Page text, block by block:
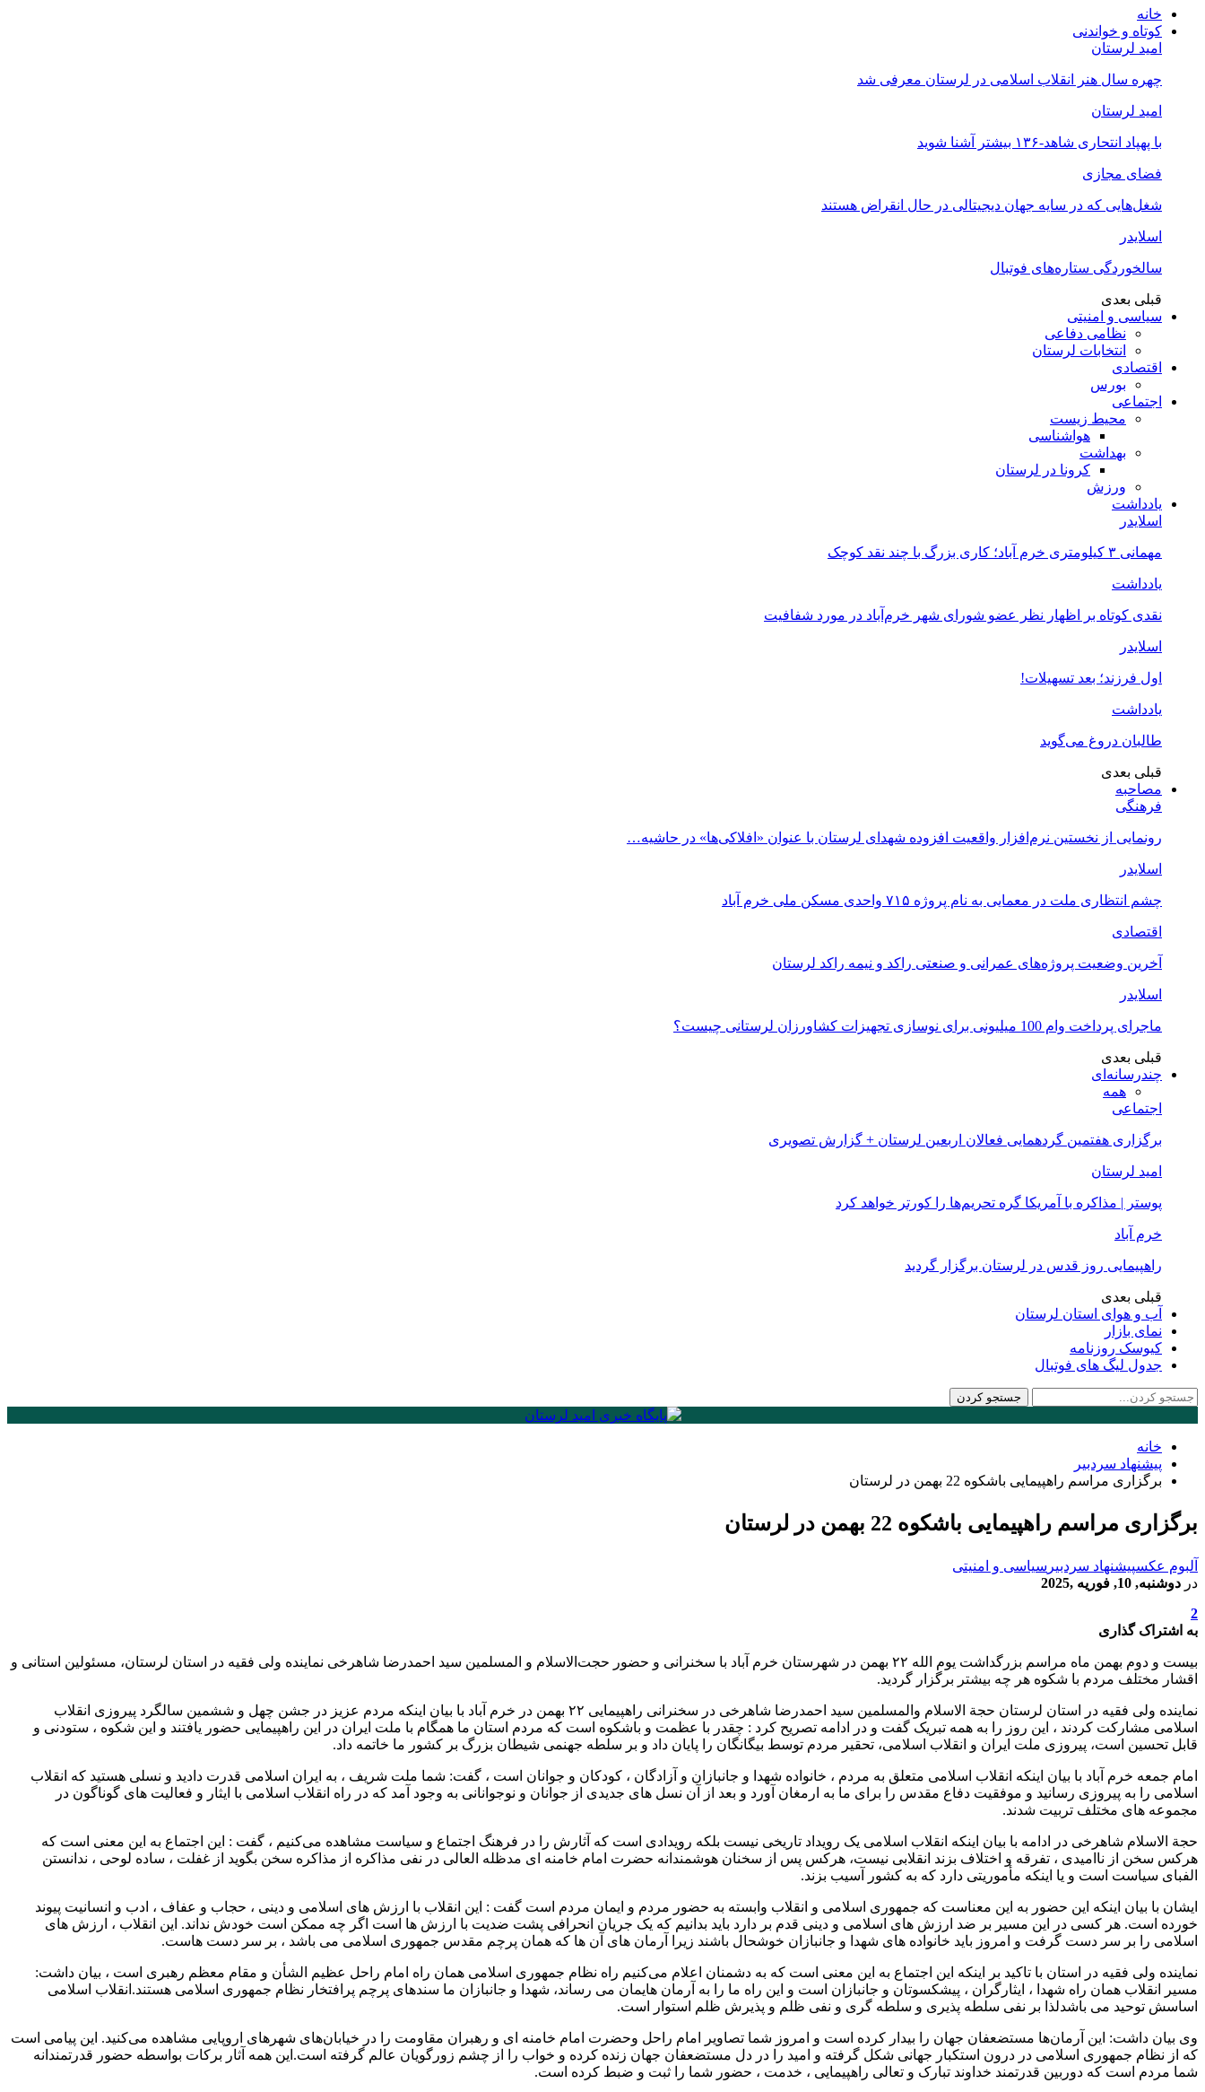
خانه
کوتاه و خواندنی
امید لرستان
چهره سال هنر انقلاب اسلامی در لرستان معرفی شد
امید لرستان
با پهپاد انتحاری شاهد-۱۳۶ بیشتر آشنا شوید
فضای مجازی
شغل‌‌هایی که در سایه جهان دیجیتالی در حال انقراض هستند
اسلایدر
سالخوردگی ستاره‌های فوتبال
قبلی بعدی
سیاسی و امنیتی
نظامی دفاعی
انتخابات لرستان
اقتصادی
بورس
اجتماعی
محیط زیست
هواشناسی
بهداشت
کرونا در لرستان
ورزش
یادداشت
اسلایدر
مهمانی ۳ کیلومتری خرم آباد؛ کاری بزرگ با چند نقد کوچک
یادداشت
نقدی کوتاه بر اظهار نظر عضو شورای شهر خرم‌آباد در مورد شفافیت
اسلایدر
اول فرزند؛ بعد تسهیلات!
یادداشت
طالبان دروغ می‌گوید
قبلی بعدی
مصاحبه
فرهنگی
رونمایی از نخستین نرم‌افزار واقعیت افزوده شهدای لرستان با عنوان «افلاکی‌ها» در حاشیه…
اسلایدر
چشم انتظاری ملت در معمایی به نام پروژه ۷۱۵ واحدی مسکن ملی خرم آباد
اقتصادی
آخرین وضعیت پروژه‌های عمرانی و صنعتی راکد و نیمه راکد لرستان
اسلایدر
ماجرای پرداخت وام 100 میلیونی برای نوسازی تجهیزات کشاورزان لرستانی چیست؟
قبلی بعدی
چندرسانه‌ای
همه
اجتماعی
برگزاری هفتمین گردهمایی فعالان اربعین لرستان + گزارش تصویری
امید لرستان
پوستر | مذاکره با آمریکا گره تحریم‌ها را کورتر خواهد کرد
خرم آباد
راهپیمایی روز قدس در لرستان برگزار گردید
قبلی بعدی
آب و هوای استان لرستان
نمای بازار
کیوسک روزنامه
جدول لیگ های فوتبال
خانه
پیشنهاد سردبیر
برگزاری مراسم راهپیمایی باشکوه 22 بهمن در لرستان
برگزاری مراسم راهپیمایی باشکوه 22 بهمن در لرستان
آلبوم عکسپیشنهاد سردبیر سیاسی و امنیتی
در دوشنبه, 10, فوریه ,2025
2
به اشتراک گذاری
بیست و دوم بهمن ماه مراسم بزرگداشت یوم الله ۲۲ بهمن در شهرستان خرم آباد با سخنرانی و حضور حجت‌الاسلام و المسلمین سید احمدرضا شاهرخی نماینده ولی فقیه در استان لرستان، مسئولین استانی و
اقشار مختلف مردم با شکوه هر چه بیشتر برگزار گردید.
نماینده ولی فقیه در استان لرستان حجة الاسلام والمسلمین سید احمدرضا شاهرخی در سخنرانی راهپیمایی ۲۲ بهمن در خرم آباد با بیان اینکه مردم عزیز در جشن چهل و ششمین سالگرد پیروزی انقلاب
اسلامی مشارکت کردند ، این روز را به همه تبریک گفت و در ادامه تصریح کرد : چقدر با عظمت و باشکوه است که مردم استان ما همگام با ملت ایران در این راهپیمایی حضور یافتند و این شکوه ، ستودنی و
قابل تحسین است، پیروزی ملت ایران و انقلاب اسلامی، تحقیر مردم توسط بیگانگان را پایان داد و بر سلطه جهنمی شیطان بزرگ بر کشور ما خاتمه داد.
امام جمعه خرم آباد با بیان اینکه انقلاب اسلامی متعلق به مردم ، خانواده شهدا و جانبازان و آزادگان ، کودکان و جوانان است ، گفت: شما ملت شریف ، به ایران اسلامی قدرت دادید و نسلی هستید که انقلاب
اسلامی را به پیروزی رسانید و موفقیت دفاع مقدس را برای ما به ارمغان آورد و بعد از آن نسل های جدیدی از جوانان و نوجوانانی به وجود آمد که در راه انقلاب اسلامی با ایثار و فعالیت های گوناگون در
مجموعه های مختلف تربیت شدند.
حجة الاسلام شاهرخی در ادامه با بیان اینکه انقلاب اسلامی یک رویداد تاریخی نیست بلکه رویدادی است که آثارش را در فرهنگ اجتماع و سیاست مشاهده می‌کنیم ، گفت : این اجتماع به این معنی است که
هرکس سخن از ناامیدی ، تفرقه و اختلاف بزند انقلابی نیست، هرکس پس از سخنان هوشمندانه حضرت امام خامنه ای مدظله العالی در نفی مذاکره از مذاکره سخن بگوید از غفلت ، ساده لوحی ، ندانستن
الفبای سیاست است و یا اینکه مأموریتی دارد که به کشور آسیب بزند.
ایشان با بیان اینکه این حضور به این معناست که جمهوری اسلامی و انقلاب وابسته به حضور مردم و ایمان مردم است گفت : این انقلاب با ارزش های اسلامی و دینی ، حجاب و عفاف ، ادب و انسانیت پیوند
خورده است. هر کسی در این مسیر بر ضد ارزش های اسلامی و دینی قدم بر دارد باید بدانیم که یک جریان انحرافی پشت ضدیت با ارزش ها است اگر چه ممکن است خودش نداند. این انقلاب ، ارزش های
اسلامی را بر سر دست گرفت و امروز باید خانواده های شهدا و جانبازان خوشحال باشند زیرا آرمان های آن ها که همان پرچم مقدس جمهوری اسلامی می باشد ، بر سر دست هاست.
نماینده ولی فقیه در استان با تاکید بر اینکه این اجتماع به این معنی است که به دشمنان اعلام می‌کنیم راه نظام جمهوری اسلامی همان راه امام راحل عظیم الشأن و مقام معظم رهبری است ، بیان داشت:
مسیر انقلاب همان راه شهدا ، ایثارگران ، پیشکسوتان و جانبازان است و این راه ما را به آرمان هایمان می رساند، شهدا و جانبازان ما سندهای پرچم پرافتخار نظام جمهوری اسلامی هستند.انقلاب اسلامی
اساسش توحید می باشدلذا بر نفی سلطه پذیری و سلطه گری و نفی ظلم و پذیرش ظلم استوار است.
وی بیان داشت: این آرمان‌ها مستضعفان جهان را بیدار کرده است و امروز شما تصاویر امام راحل وحضرت امام خامنه ای و رهبران مقاومت را در خیابان‌های شهرهای اروپایی مشاهده می‌کنید. این پیامی است
که از نظام جمهوری اسلامی در درون استکبار جهانی شکل گرفته و امید را در دل مستضعفان جهان زنده کرده و خواب را از چشم زورگویان عالم گرفته است.این همه آثار برکات بواسطه حضور قدرتمندانه
شما مردم است که دوربین قدرتمند خداوند تبارک و تعالی راهپیمایی ، خدمت ، حضور شما را ثبت و ضبط کرده است.